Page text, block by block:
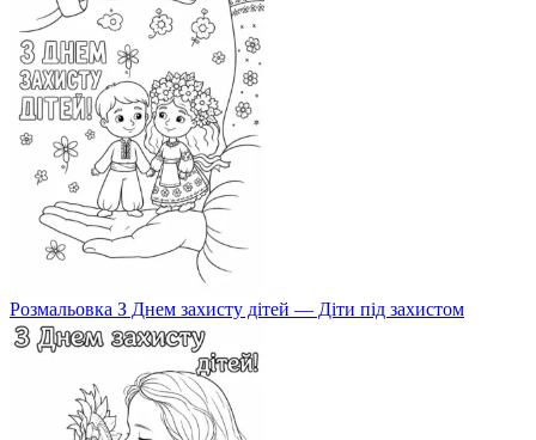
Розмальовка З Днем захисту дітей — Діти під захистом